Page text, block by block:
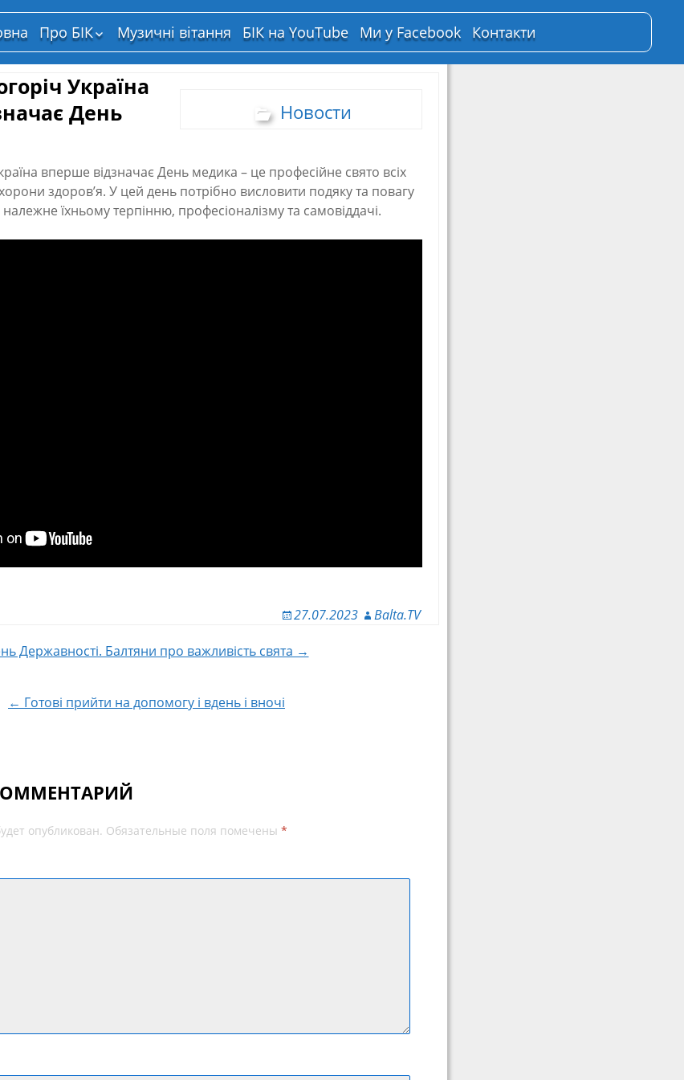
Про БІК
Структура власності
Музичні вітання БІК на YouTube Ми у Facebook Контакти
Новости
Україна
День
вперше відзначає День медика – це професійне свято всіх
здоров’я. У цей день потрібно висловити подяку та повагу
їхньому терпінню, професіоналізму та самовіддачі.
27.07.2023 Balta.TV
записям
Державності. Балтяни про важливість свята →
← Готові прийти на допомогу і вдень і вночі
опубликован. Обязательные поля помечены*